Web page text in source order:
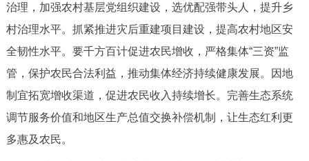
ENGLISH 한국어 日本語
DEUTSCH FRANÇAIS РУССКИЙ ЯЗЫК
ESPAÑOL العربية PORTUGUÊS
治理，加强农村基层党组织建设，选优配强带头人，提升乡
村治理水平。抓紧推进灾后重建项目建设，提高农村地区安
全韧性水平。要千方百计促进农民增收，严格集体“三资”监
管，保护农民合法利益，推动集体经济持续健康发展。因地
制宜拓宽增收渠道，促进农民收入持续增长。完善生态系统
调节服务价值和地区生产总值交换补偿机制，让生态红利更
多惠及农民。